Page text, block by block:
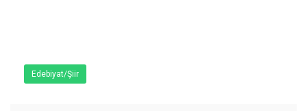
Edebiyat/Şiir